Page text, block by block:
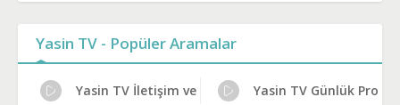
Yasin TV - Popüler Aramalar
Yasin TV İletişim ve Adres Yasin TV Günlük